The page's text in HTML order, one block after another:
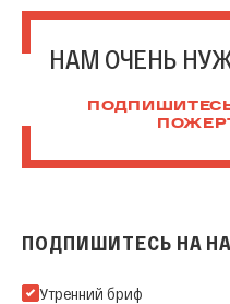
НАМ ОЧЕНЬ
ПОДПИШИТЕСЬ НА
Подпишитесь на нашу Email-
Утренний бриф